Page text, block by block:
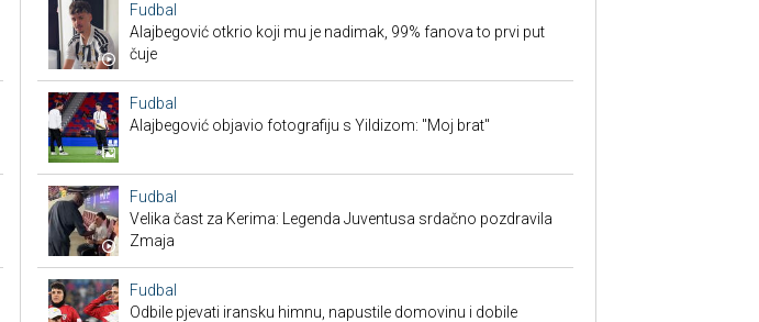
Fudbal
Alajbegović otkrio koji mu je nadimak, 99% fanova to prvi put
čuje
Fudbal
Alajbegović objavio fotografiju s Yildizom: "Moj brat"
Fudbal
Velika čast za Kerima: Legenda Juventusa srdačno pozdravila
Zmaja
Fudbal
Odbile pjevati iransku himnu, napustile domovinu i dobile